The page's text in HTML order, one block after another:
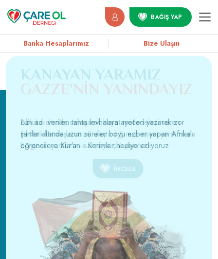
BAĞIŞ YAP
Banka Hesaplarımız Bize Ulaşın
GAZZE'NİN YANINDAYIZ
EN KUTSAL
ARMAĞAN
Luh adı verilen tahta levhalara ayetleri yazarak zor
şartlar altında uzun süreler boyu ezber yapan Afrikalı
öğrencilere Kur'an-ı Kerimler hediye ediyoruz.